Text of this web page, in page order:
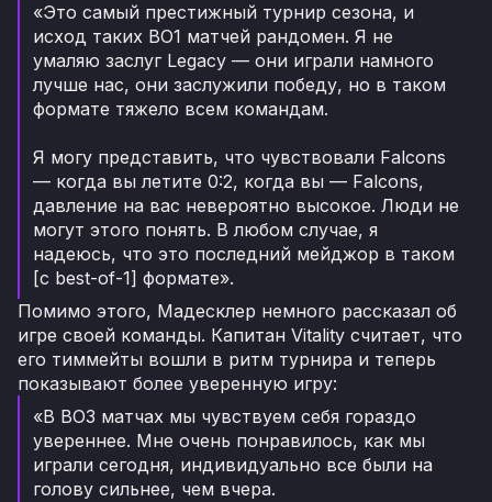
«Это самый престижный турнир сезона, и
исход таких BO1 матчей рандомен. Я не
умаляю заслуг Legacy — они играли намного
лучше нас, они заслужили победу, но в таком
формате тяжело всем командам.
Я могу представить, что чувствовали Falcons
— когда вы летите 0:2, когда вы — Falcons,
давление на вас невероятно высокое. Люди не
могут этого понять. В любом случае, я
надеюсь, что это последний мейджор в таком
[с best-of-1] формате».
Помимо этого, Мадесклер немного рассказал об
игре своей команды. Капитан Vitality считает, что
его тиммейты вошли в ритм турнира и теперь
показывают более уверенную игру:
«В BO3 матчах мы чувствуем себя гораздо
увереннее. Мне очень понравилось, как мы
играли сегодня, индивидуально все были на
голову сильнее, чем вчера.